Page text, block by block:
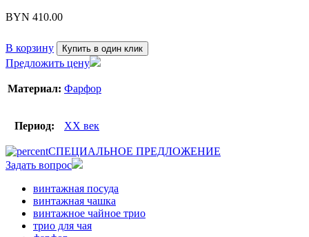
BYN 410.00
В корзину Купить в один клик
Предложить цену
Материал: Фарфор
Период: XX век
СПЕЦИАЛЬНОЕ ПРЕДЛОЖЕНИЕ
Задать вопрос
винтажная посуда
винтажная чашка
винтажное чайное трио
трио для чая